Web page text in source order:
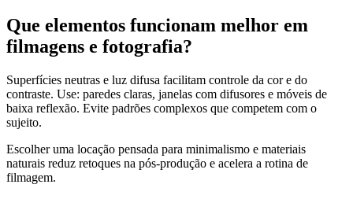
Que elementos funcionam melhor em
filmagens e fotografia?
Superfícies neutras e luz difusa facilitam controle da cor e do
contraste. Use: paredes claras, janelas com difusores e móveis de
baixa reflexão. Evite padrões complexos que competem com o
sujeito.
Escolher uma locação pensada para minimalismo e materiais
naturais reduz retoques na pós-produção e acelera a rotina de
filmagem.